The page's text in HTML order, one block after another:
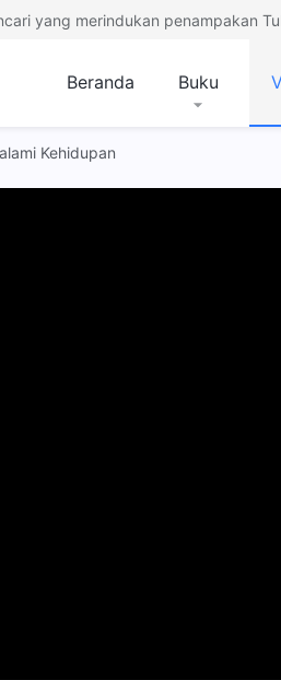
yang merindukan penampakan
Beranda Buku
Kehidupan